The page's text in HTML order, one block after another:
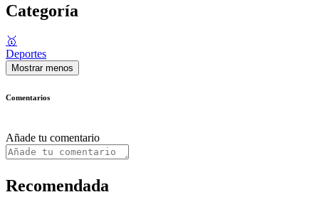
Categoría
🥇
Deportes
Mostrar menos
Comentarios
Añade tu comentario
Recomendada